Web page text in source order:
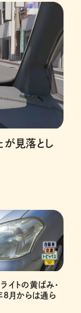
見落とし
ライトの黄ばみ・
8月からは通ら